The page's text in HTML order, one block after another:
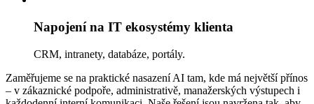
Napojení na IT ekosystémy klienta
CRM, intranety, databáze, portály.
Zaměřujeme se na praktické nasazení AI tam, kde má největší přínos
– v zákaznické podpoře, administrativě, manažerských výstupech i